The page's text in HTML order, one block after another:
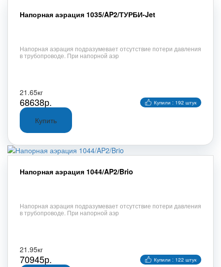
Напорная аэрация 1035/AP2/ТУРБИ-Jet
Напорная аэрация подразумевает отсутствие потери давления
в трубопроводе. При напорной аэр
21.65кг
68638р. Купили : 192 штук
Напорная аэрация 1044/AP2/Brio
Напорная аэрация подразумевает отсутствие потери давления
в трубопроводе. При напорной аэр
21.95кг
70945р. Купили : 122 штук